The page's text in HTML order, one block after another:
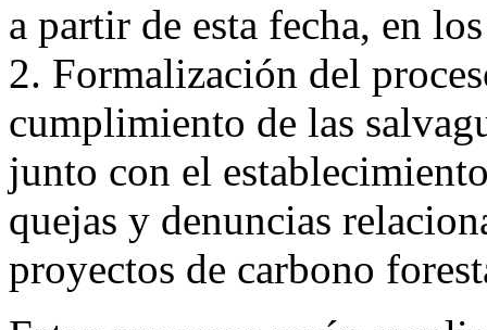
a partir de esta fecha, en
2. Formalización del
cumplimiento de las
junto con el
quejas y denuncias
proyectos de carbono